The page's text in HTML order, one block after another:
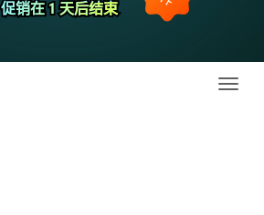
促销在 1 天后结束
促销在 1 天后结束